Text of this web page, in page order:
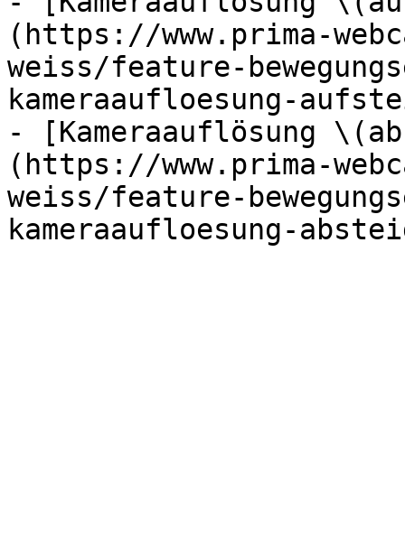
(https://www.prima-
weiss/feature-
kameraaufloesung-
- [Kameraauflösung
(https://www.prima-
weiss/feature-